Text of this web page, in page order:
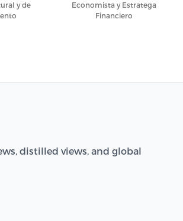
y de
Economista y Estratega
Financiero
distilled views, and global